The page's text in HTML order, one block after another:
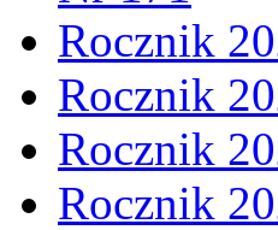
Rocznik
Rocznik
Rocznik
Rocznik